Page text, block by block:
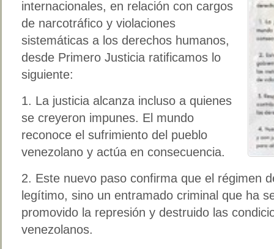
internacionales, en relación con cargos
de narcotráfico y violaciones
sistemáticas a los derechos humanos,
desde Primero Justicia ratificamos lo
siguiente:
1. La justicia alcanza incluso a quienes
se creyeron impunes. El mundo
reconoce el sufrimiento del pueblo
venezolano y actúa en consecuencia.
2. Este nuevo paso confirma que el régimen
legítimo, sino un entramado criminal que ha
promovido la represión y destruido las
venezolanos.